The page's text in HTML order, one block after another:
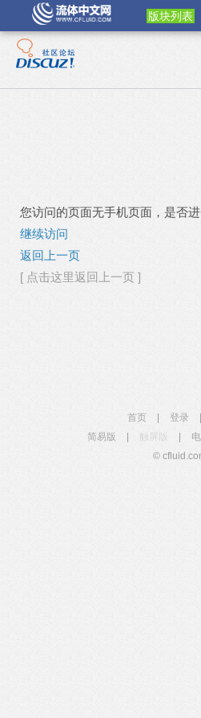
版块列表
您访问的页面无手机页面，是否
继续访问
返回上一页
[ 点击这里返回上一页 ]
首页 登录
简易版
触屏版
©